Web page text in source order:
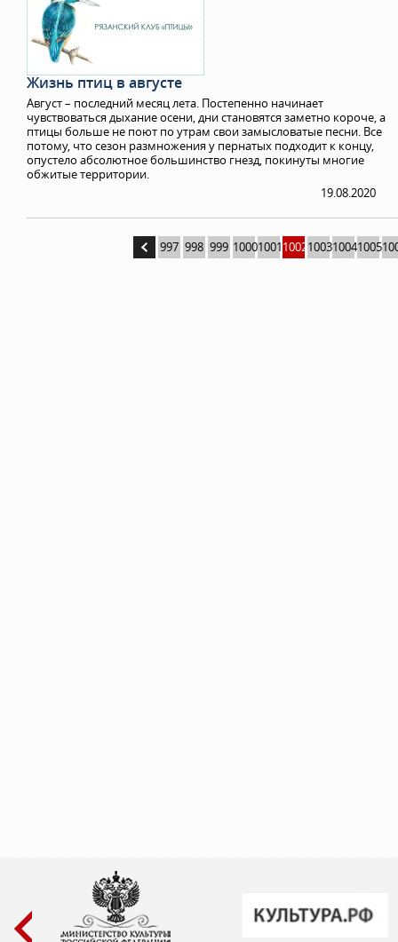
Жизнь птиц в августе
Август – последний месяц лета. Постепенно начинает
чувствоваться дыхание осени, дни становятся заметно короче, а
птицы больше не поют по утрам свои замысловатые песни. Все
потому, что сезон размножения у пернатых подходит к концу,
опустело абсолютное большинство гнезд, покинуты многие
обжитые территории.
19.08.2020
997 998 999 100010011002 100310041005